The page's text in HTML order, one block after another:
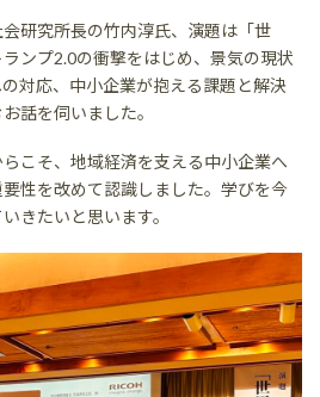
研究所長の竹内淳氏、演題は「世
ンプ2.0の衝撃をはじめ、景気の現状
対応、中小企業が抱える課題と解決
話を伺いました。
こそ、地域経済を支える中小企業へ
性を改めて認識しました。学びを今
きたいと思います。